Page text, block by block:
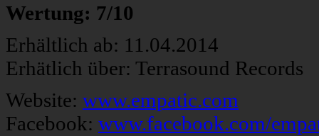
Wertung: 7/10
Erhältlich ab: 11.04.2014
Erhätlich über: Terrasound Records
Website: www.empatic.com
Facebook: www.facebook.com/